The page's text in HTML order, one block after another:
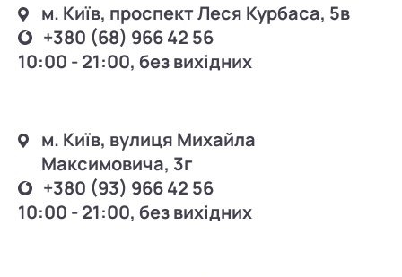
м. Київ, проспект Леся Курбаса, 5в
+380 (68) 966 42 56
10:00 - 21:00, без вихідних
м. Київ, вулиця Михайла
Максимовича, 3г
+380 (93) 966 42 56
10:00 - 21:00, без вихідних